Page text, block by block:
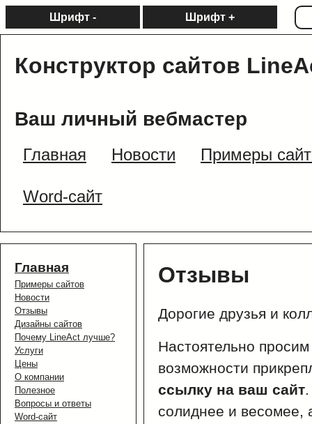
Шрифт - Шрифт +
Конструктор сайтов
Ваш личный вебмастер
Главная Новости Примеры
Word-сайт
Главная
Примеры сайтов
Новости
Отзывы
Дизайны сайтов
Почему LineAct лучше?
Услуги
Цены
О компании
Полезное
Вопросы и ответы
Word-сайт
Отзывы
Дорогие друзья и
Настоятельно
возможности
ссылку на ваш сайт.
солиднее и